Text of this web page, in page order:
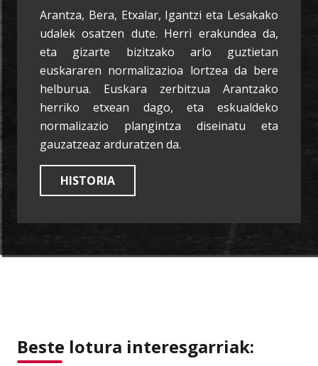
Arantza, Bera, Etxalar, Igantzi eta Lesakako
udalek osatzen dute. Herri erakundea da,
eta gizarte bizitzako arlo guztietan
euskararen normalizazioa lortzea da bere
helburua. Euskara zerbitzua Arantzako
herriko etxean dago, eta eskualdeko
normalizazio plangintza diseinatu eta
gauzatzeaz arduratzen da.
HISTORIA
Beste lotura interesgarriak: